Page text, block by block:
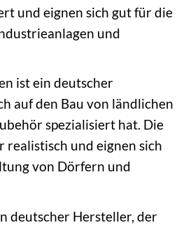
und eignen sich gut für die
und
ist ein deutscher
auf den Bau von ländlichen
spezialisiert hat. Die
realistisch und eignen sich
von Dörfern und
deutscher Hersteller, der